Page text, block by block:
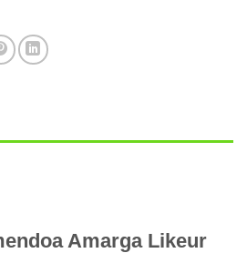
Amarga Likeur